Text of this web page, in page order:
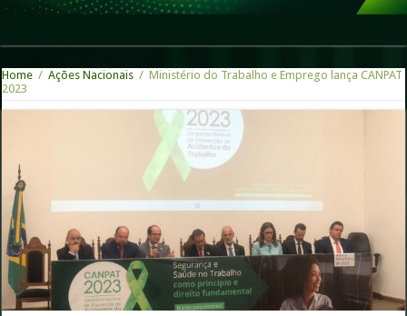
Home / Ações Nacionais / Ministério do Trabalho e Emprego lança CANPAT
2023